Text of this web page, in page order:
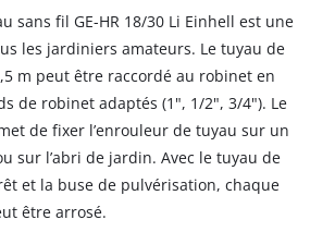
sans fil GE-HR 18/30 Li Einhell est une
les jardiniers amateurs. Le tuyau de
m peut être raccordé au robinet en
de robinet adaptés (1", 1/2", 3/4"). Le
de fixer l’enrouleur de tuyau sur un
sur l’abri de jardin. Avec le tuyau de
et la buse de pulvérisation, chaque
être arrosé.